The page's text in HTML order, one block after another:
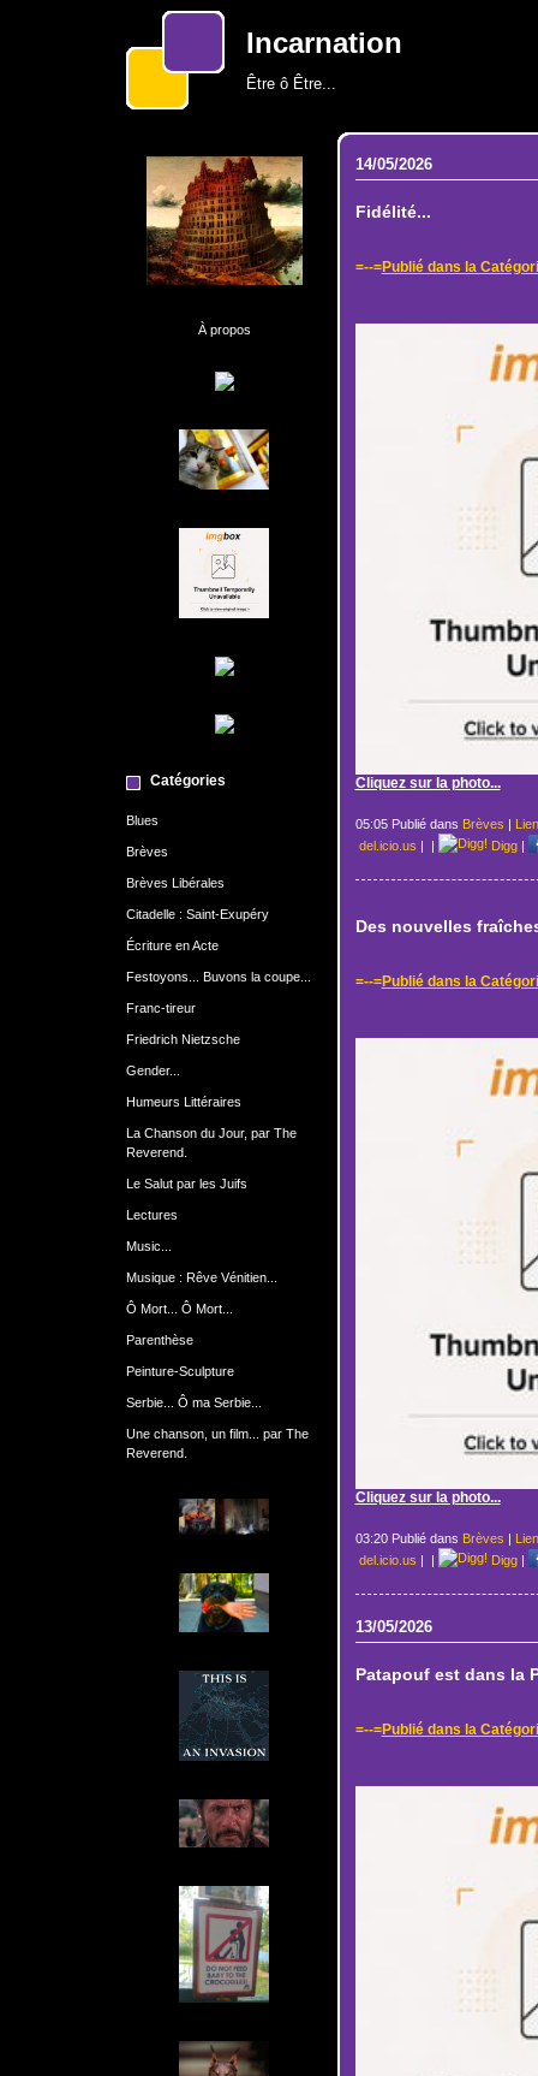
Incarnation
Être ô Être...
À propos
Catégories
Blues
Brèves
Brèves Libérales
Citadelle : Saint-Exupéry
Écriture en Acte
Festoyons... Buvons la coupe...
Franc-tireur
Friedrich Nietzsche
Gender...
Humeurs Littéraires
La Chanson du Jour, par The
Reverend.
Le Salut par les Juifs
Lectures
Music...
Musique : Rêve Vénitien...
Ô Mort... Ô Mort...
Parenthèse
Peinture-Sculpture
Serbie... Ô ma Serbie...
Une chanson, un film... par The
Reverend.
14/05/2026
Fidélité...
=--=Publié dans la
Cliquez sur la photo...
05:05 Publié dans Brèves |
del.icio.us | | Digg|
Des nouvelles
=--=Publié dans la
Cliquez sur la photo...
03:20 Publié dans Brèves |
del.icio.us | | Digg|
13/05/2026
Patapouf est dans la
=--=Publié dans la